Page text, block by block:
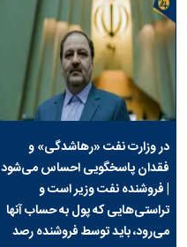
در وزارت نفت «رهاشدگی» و
فقدان پاسخگویی احساس می‌شود
| فروشنده نفت وزیر است و
تراستی‌هایی که پول به حساب آنها
می‌رود، باید توسط فروشنده رصد